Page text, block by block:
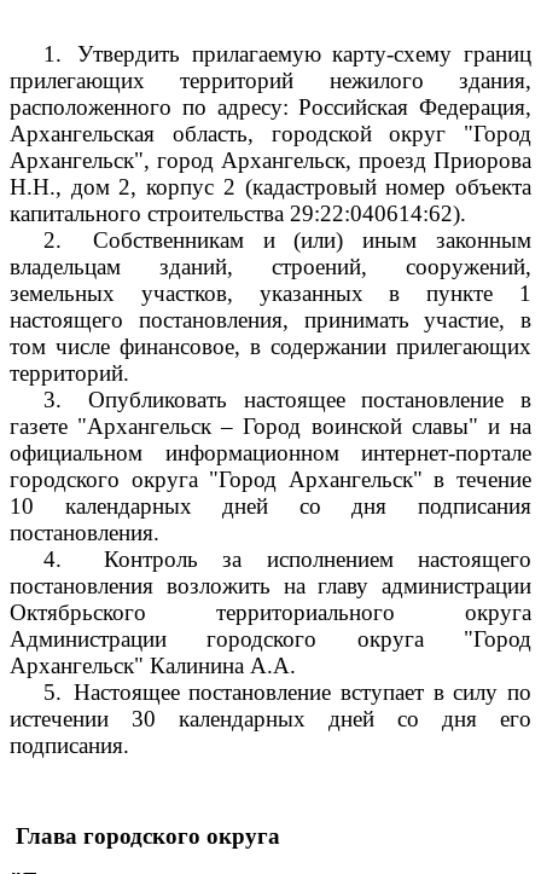
1.
Утвердить прилагаемую карту-схему границ
прилегающих территорий нежилого здания,
расположенного по адресу: Российская Федерация,
Архангельская область, городской округ "Город
Архангельск", город Архангельск, проезд Приорова
Н.Н., дом 2, корпус 2 (кадастровый номер объекта
капитального строительства 29:22:040614:62).
2.
Собственникам и (или) иным законным
владельцам зданий, строений, сооружений,
земельных участков, указанных в пункте 1
настоящего постановления, принимать участие, в
том числе финансовое, в содержании прилегающих
территорий.
3.
Опубликовать настоящее постановление в
газете "Архангельск – Город воинской славы" и на
официальном информационном интернет-портале
городского округа "Город Архангельск" в течение
10 календарных дней со дня подписания
постановления.
4.
Контроль за исполнением настоящего
постановления возложить на главу администрации
Октябрьского территориального округа
Администрации городского округа "Город
Архангельск" Калинина А.А.
5. Настоящее постановление вступает в силу по
истечении 30 календарных дней со дня его
подписания.
Глава городского округа